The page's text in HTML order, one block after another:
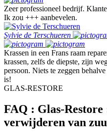
Zeer professioneel bedrijf.
Ik zou +++ aanbevelen.
Sylvie de Terschueren
Krassen in een Frans raam
krassen, zelfs de diepste, zijn
persoon. Niets te zeggen
is!
GLAS-RESTORE
FAQ : Glas-
verwijderen van